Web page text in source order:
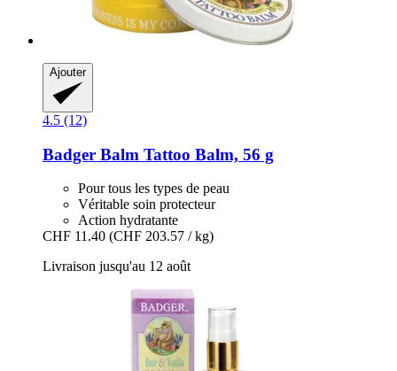
Ajouter
4.5 (12)
Badger Balm Tattoo Balm, 56 g
Pour tous les types de peau
Véritable soin protecteur
Action hydratante
CHF 11.40 (CHF 203.57 / kg)
Livraison jusqu'au 12 août